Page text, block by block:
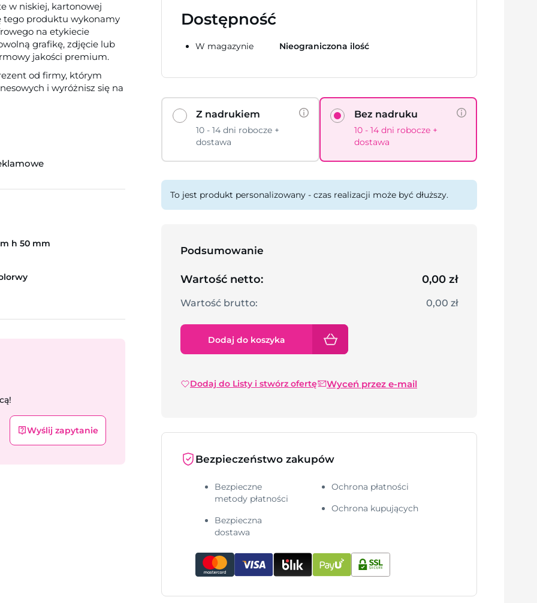
w niskiej, kartonowej
tego produktu wykonamy
na etykiecie
grafikę, zdjęcie lub
jakości premium.
od firmy, którym
i wyróżnisz się na
h 50 mm
Wyślij zapytanie
Dostępność
W magazynie Nieograniczona ilość
Z nadrukiem
10 - 14 dni robocze +
dostawa
Bez nadruku
10 - 14 dni robocze +
dostawa
To jest produkt personalizowany - czas realizacji może być dłuższy.
Podsumowanie
Wartość netto: 0,00 zł
Wartość brutto: 0,00 zł
Dodaj do koszyka
Dodaj do Listy i stwórz ofertę Wyceń przez e-mail
Bezpieczeństwo zakupów
Bezpieczne
metody płatności
Bezpieczna
dostawa
Ochrona płatności
Ochrona kupujących